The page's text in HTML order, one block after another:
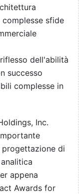
complesse sfide
dell'abilità
successo
complesse in
Inc.
di
appena
Awards for